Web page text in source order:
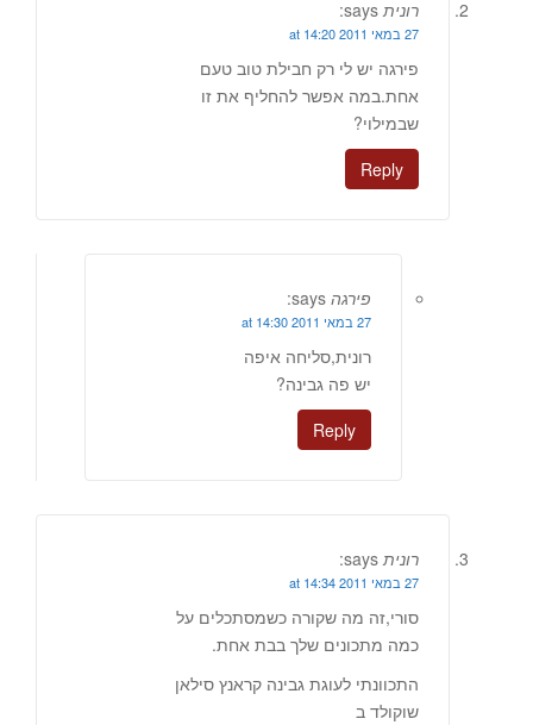
רונית says:
27 במאי 2011 at 14:20
פירגה יש לי רק חבילת טוב טעם
אחת.במה אפשר להחליף את זו
שבמילוי?
Reply
פירגה says:
27 במאי 2011 at 14:30
רונית,סליחה איפה
יש פה גבינה?
Reply
רונית says:
27 במאי 2011 at 14:34
סורי,זה מה שקורה כשמסתכלים על
כמה מתכונים שלך בבת אחת.
התכוונתי לעוגת גבינה קראנץ סילאן
שוקולד ב